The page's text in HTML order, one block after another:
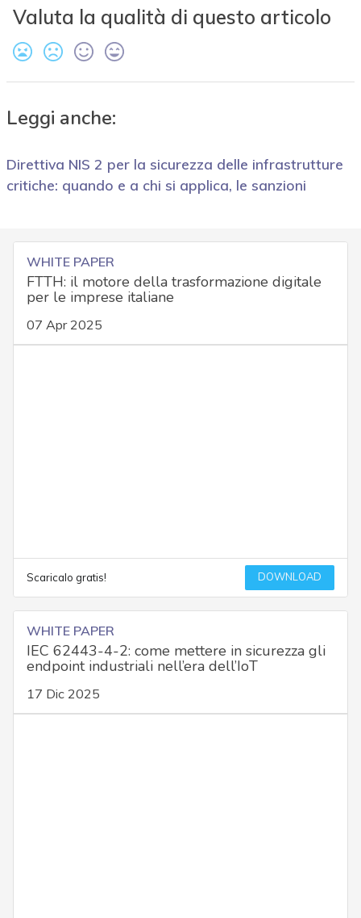
Valuta la qualità di questo articolo
Leggi anche:
Direttiva NIS 2 per la sicurezza delle infrastrutture
critiche: quando e a chi si applica, le sanzioni
WHITE PAPER
FTTH: il motore della trasformazione digitale
per le imprese italiane
07 Apr 2025
Scaricalo gratis! DOWNLOAD
WHITE PAPER
IEC 62443-4-2: come mettere in sicurezza gli
endpoint industriali nell’era dell’IoT
17 Dic 2025